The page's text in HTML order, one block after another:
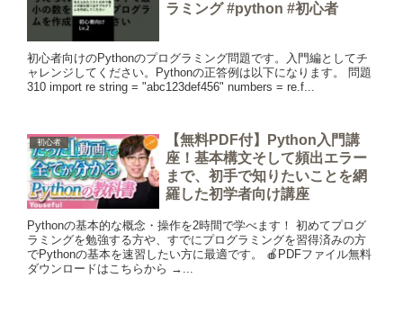
ラミング #python #初心者
初心者向けのPythonのプログラミング問題です。入門編としてチ
ャレンジしてください。Pythonの正答例は以下になります。 問題
310 import re string = "abc123def456" numbers = re.f...
初心者
【無料PDF付】Python入門講
座！基本構文そして頻出エラー
まで、初手で知りたいことを網
羅した初学者向け講座
Pythonの基本的な概念・操作を2時間で学べます！ 初めてプログ
ラミングを勉強する方や、すでにプログラミングを習得済みの方
でPythonの基本を速習したい方に最適です。 🍎PDFファイル無料
ダウンロードはこちらから →...